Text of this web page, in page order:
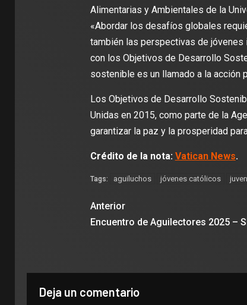
Alimentarias y Ambientales de la
«Abordar los desafíos globales
también las perspectivas de
con los Objetivos de Desarrollo
sostenible es un llamado a la acción
Los Objetivos de Desarrollo
Unidas en 2015, como parte de la
garantizar la paz y la prosperidad
Crédito de la nota: Vatican News.
Tags: aguiluchos jóvenes católicos
Anterior
Encuentro de Aguilectores 2025 –
Deja un comentario